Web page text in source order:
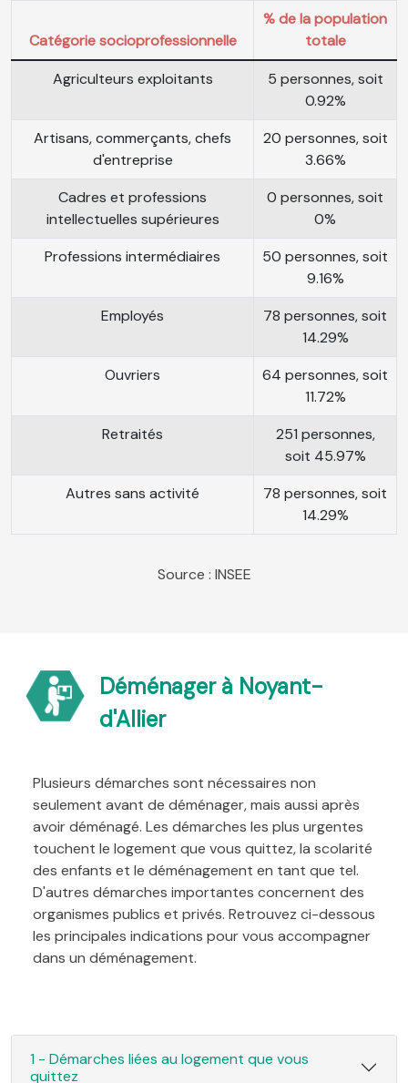
Catégorie socioprofessionnelle
% de la population
totale
Agriculteurs exploitants
5 personnes, soit
0.92%
Artisans, commerçants, chefs
d'entreprise
20 personnes, soit
3.66%
Cadres et professions
intellectuelles supérieures
0 personnes, soit
0%
Professions intermédiaires
50 personnes, soit
9.16%
Employés
78 personnes, soit
14.29%
Ouvriers
64 personnes, soit
11.72%
Retraités
251 personnes,
soit 45.97%
Autres sans activité
78 personnes, soit
14.29%
Source : INSEE
Déménager à Noyant-
d'Allier
Plusieurs démarches sont nécessaires non
seulement avant de déménager, mais aussi après
avoir déménagé. Les démarches les plus urgentes
touchent le logement que vous quittez, la scolarité
des enfants et le déménagement en tant que tel.
D'autres démarches importantes concernent des
organismes publics et privés. Retrouvez ci-dessous
les principales indications pour vous accompagner
dans un déménagement.
1 - Démarches liées au logement que vous
quittez